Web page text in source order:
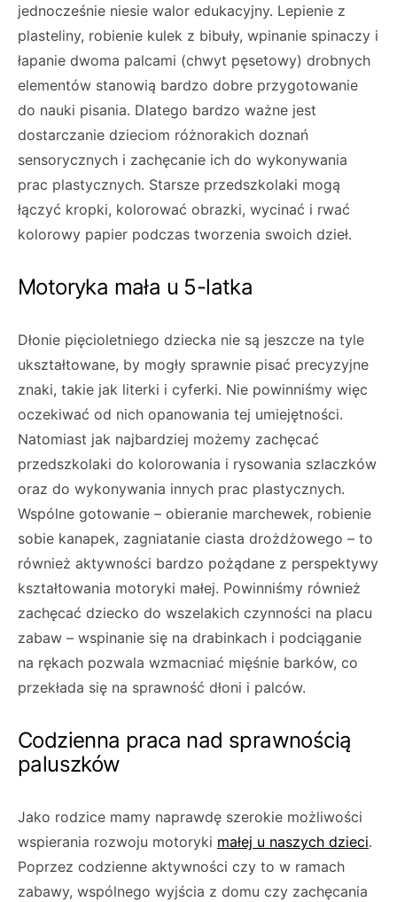
jednocześnie niesie walor edukacyjny. Lepienie z
plasteliny, robienie kulek z bibuły, wpinanie spinaczy i
łapanie dwoma palcami (chwyt pęsetowy) drobnych
elementów stanowią bardzo dobre przygotowanie
do nauki pisania. Dlatego bardzo ważne jest
dostarczanie dzieciom różnorakich doznań
sensorycznych i zachęcanie ich do wykonywania
prac plastycznych. Starsze przedszkolaki mogą
łączyć kropki, kolorować obrazki, wycinać i rwać
kolorowy papier podczas tworzenia swoich dzieł.
Motoryka mała u 5-latka
Dłonie pięcioletniego dziecka nie są jeszcze na tyle
ukształtowane, by mogły sprawnie pisać precyzyjne
znaki, takie jak literki i cyferki. Nie powinniśmy więc
oczekiwać od nich opanowania tej umiejętności.
Natomiast jak najbardziej możemy zachęcać
przedszkolaki do kolorowania i rysowania szlaczków
oraz do wykonywania innych prac plastycznych.
Wspólne gotowanie – obieranie marchewek, robienie
sobie kanapek, zagniatanie ciasta drożdżowego – to
również aktywności bardzo pożądane z perspektywy
kształtowania motoryki małej. Powinniśmy również
zachęcać dziecko do wszelakich czynności na placu
zabaw – wspinanie się na drabinkach i podciąganie
na rękach pozwala wzmacniać mięśnie barków, co
przekłada się na sprawność dłoni i palców.
Codzienna praca nad sprawnością
paluszków
Jako rodzice mamy naprawdę szerokie możliwości
wspierania rozwoju motoryki małej u naszych dzieci.
Poprzez codzienne aktywności czy to w ramach
zabawy, wspólnego wyjścia z domu czy zachęcania